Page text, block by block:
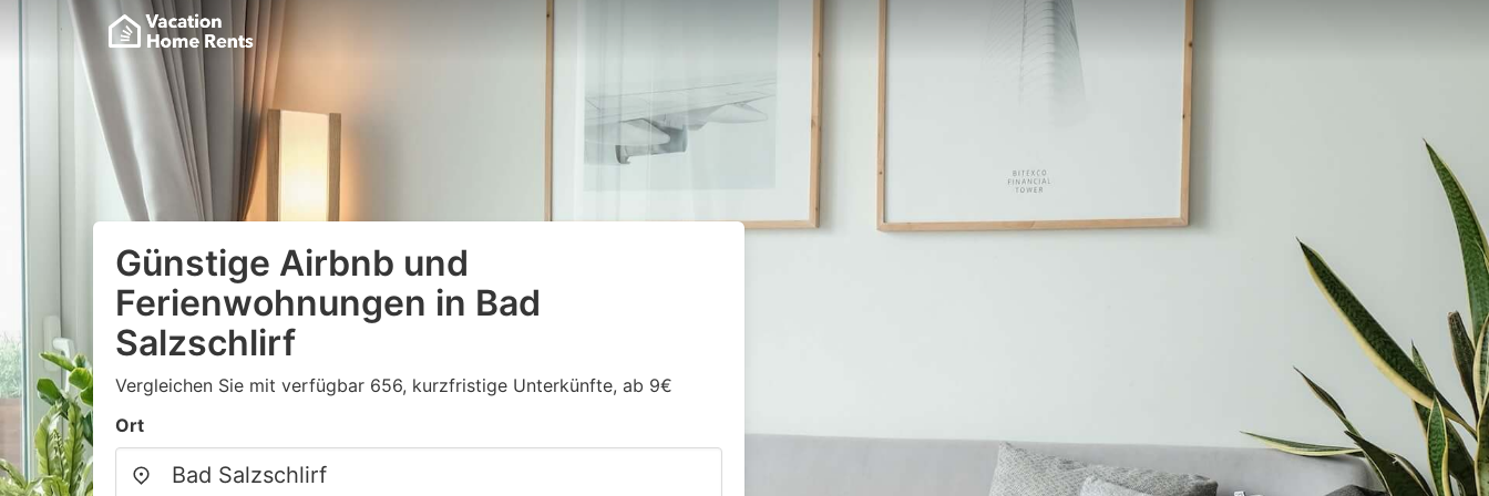
Günstige Airbnb und
Ferienwohnungen in Bad
Salzschlirf
Vergleichen Sie mit verfügbar 656, kurzfristige Unterkünfte, ab 9€
Ort